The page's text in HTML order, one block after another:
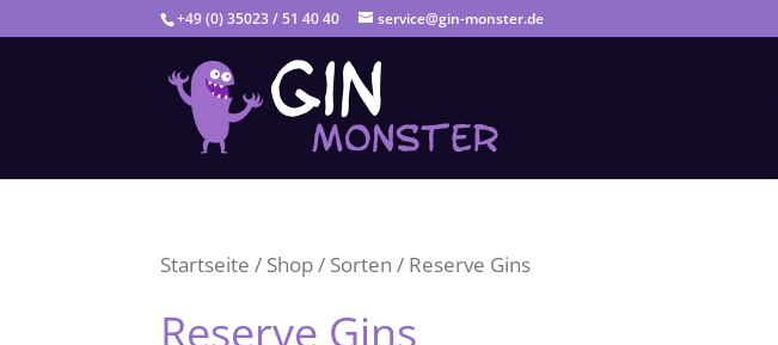
+49 (0) 35023 / 51 40 40 service@gin-monster.de
Startseite / Shop/ Sorten / Reserve Gins
Reserve Gins